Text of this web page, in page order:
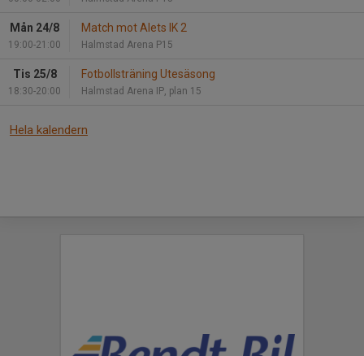
Mån 24/8
19:00-21:00
Match mot Alets IK 2
Halmstad Arena P15
Tis 25/8
18:30-20:00
Fotbollsträning Utesäsong
Halmstad Arena IP, plan 15
Hela kalendern